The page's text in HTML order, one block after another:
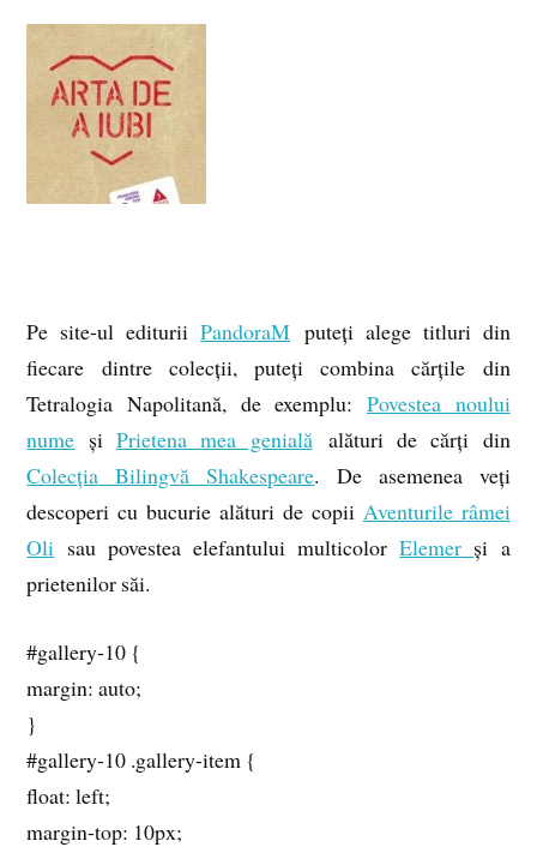
Pe site-ul edituriiPandoraM puteți alege titluri din
fiecare dintre colecții, puteți combina cărțile din
Tetralogia Napolitană, de exemplu: Povestea noului
nume și Prietena mea genialăalături de cărți din
Colecția Bilingvă Shakespeare. De asemenea veți
descoperi cu bucurie alături de copii Aventurile râmei
Oli sau povestea elefantului multicolorElemer și a
prietenilor săi.
#gallery-10 {
margin: auto;
}
#gallery-10 .gallery-item {
float: left;
margin-top: 10px;